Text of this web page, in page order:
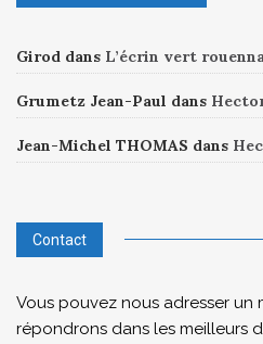
Girod dans L’écrin vert
Grumetz Jean-Paul dans
Jean-Michel THOMAS dans
Contact
Vous pouvez nous adresser un
répondrons dans les meilleurs